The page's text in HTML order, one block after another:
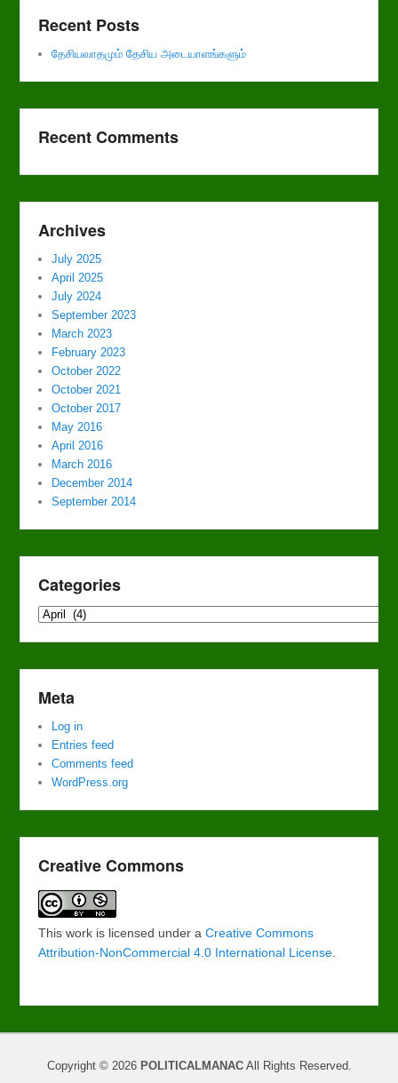
Recent Posts
தேசியவாதமும் தேசிய அடையாளங்களும்
Recent Comments
Archives
July 2025
April 2025
July 2024
September 2023
March 2023
February 2023
October 2022
October 2021
October 2017
May 2016
April 2016
March 2016
December 2014
September 2014
Categories
Categories
Meta
Log in
Entries feed
Comments feed
WordPress.org
Creative Commons
This work is licensed under aCreative Commons
Attribution-NonCommercial 4.0 International License
Copyright © 2026 POLITICALMANACAll Rights Reserved.